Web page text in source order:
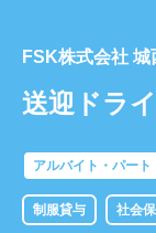
FSK株式会社 城
送迎ドラ
アルバイト・パート
制服貸与 社会